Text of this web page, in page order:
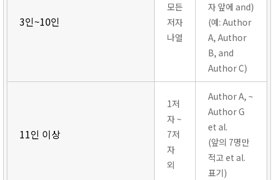
3인~10인
모든
저자
나열
자 앞에 and)
(예: Author
A, Author
B, and
Author C)
11인 이상
1저
자 ~
7저
자
외
Author A, ~
Author G
et al.
(앞의 7명만
적고 et al.
표기)